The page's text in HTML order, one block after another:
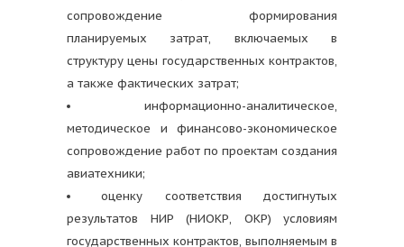
сопровождение формирования
планируемых затрат, включаемых в
структуру цены государственных контрактов,
а также фактических затрат;
информационно-аналитическое,
методическое и финансово-экономическое
сопровождение работ по проектам создания
авиатехники;
оценку соответствия достигнутых
результатов НИР (НИОКР, ОКР) условиям
государственных контрактов, выполняемым в